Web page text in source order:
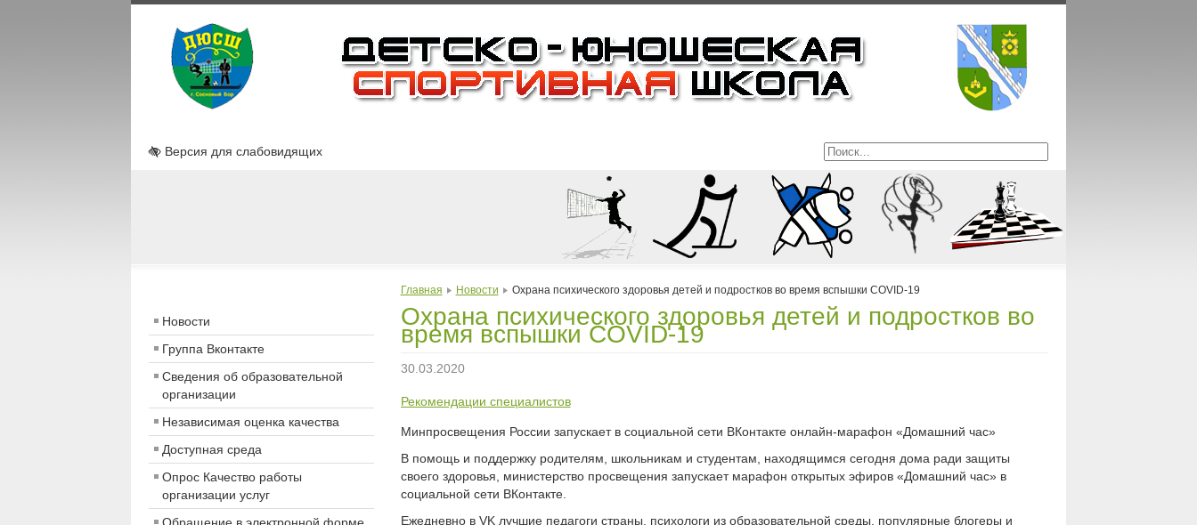
Версия для слабовидящих
Новости
Группа Вконтакте
Сведения об образовательной
организации
Независимая оценка качества
Доступная среда
Опрос Качество работы
организации услуг
Главная Новости Охрана психического здоровья детей и подростков во время вспышки COVID-19
Охрана психического здоровья детей и подростков во
время вспышки COVID-19
30.03.2020
Рекомендации специалистов
Минпросвещения России запускает в социальной сети ВКонтакте онлайн-марафон «Домашний час»
В помощь и поддержку родителям, школьникам и студентам, находящимся сегодня дома ради защиты
своего здоровья, министерство просвещения запускает марафон открытых эфиров «Домашний час» в
социальной сети ВКонтакте.
Ежедневно в VK лучшие педагоги страны, психологи из образовательной среды, популярные блогеры и